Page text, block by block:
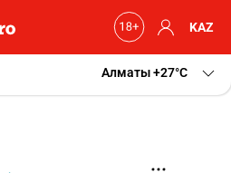
KAZ
Алматы+27 C